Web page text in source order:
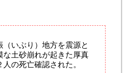
いぶり）地方を震源と
な土砂崩れが起きた厚真
の死亡確認された。